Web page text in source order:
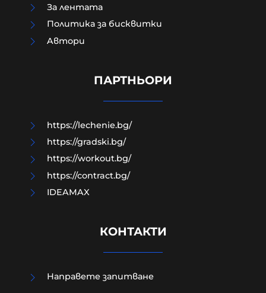
прости стъпки?
За лентата
Политика за бисквитки
Aвтори
ПАРТНЬОРИ
https://lechenie.bg/
https://gradski.bg/
https://workout.bg/
https://contract.bg/
IDEAMAX
КОНТАКТИ
Направете запитване